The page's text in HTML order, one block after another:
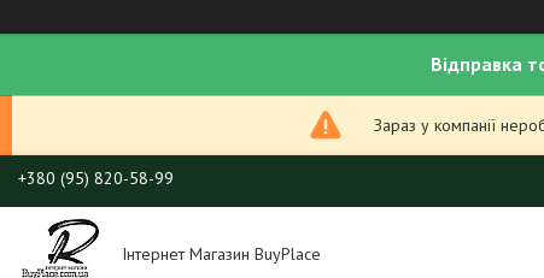
Відправка
Зараз у компанії
+380 (95) 820-58-99
Інтернет Магазин BuyPlace